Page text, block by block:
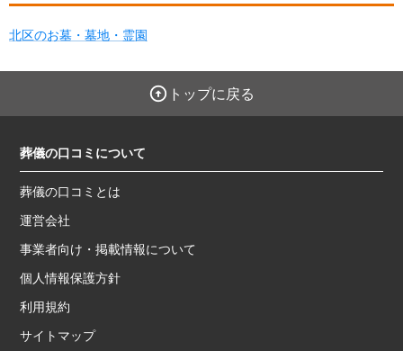
北区のお墓・墓地・霊園
トップに戻る
葬儀の口コミについて
葬儀の口コミとは
運営会社
事業者向け・掲載情報について
個人情報保護方針
利用規約
サイトマップ